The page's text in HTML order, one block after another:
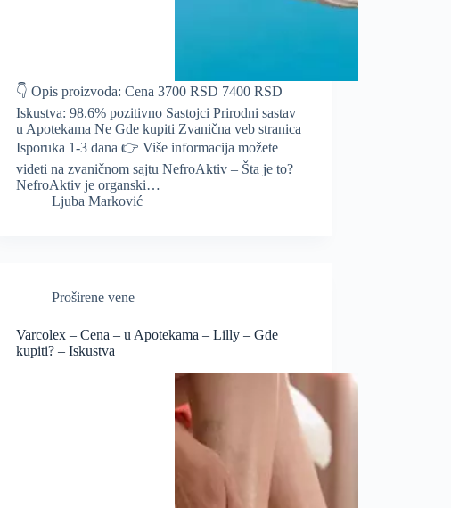
👇 Opis proizvoda: Cena 3700 RSD 7400 RSD
Iskustva: 98.6% pozitivno Sastojci Prirodni sastav
u Apotekama Ne Gde kupiti Zvanična veb stranica
Isporuka 1-3 dana 👉 Više informacija možete
videti na zvaničnom sajtu NefroAktiv – Šta je to?
NefroAktiv je organski…
Ljuba Marković
Proširene vene
Varcolex – Cena – u Apotekama – Lilly – Gde
kupiti? – Iskustva